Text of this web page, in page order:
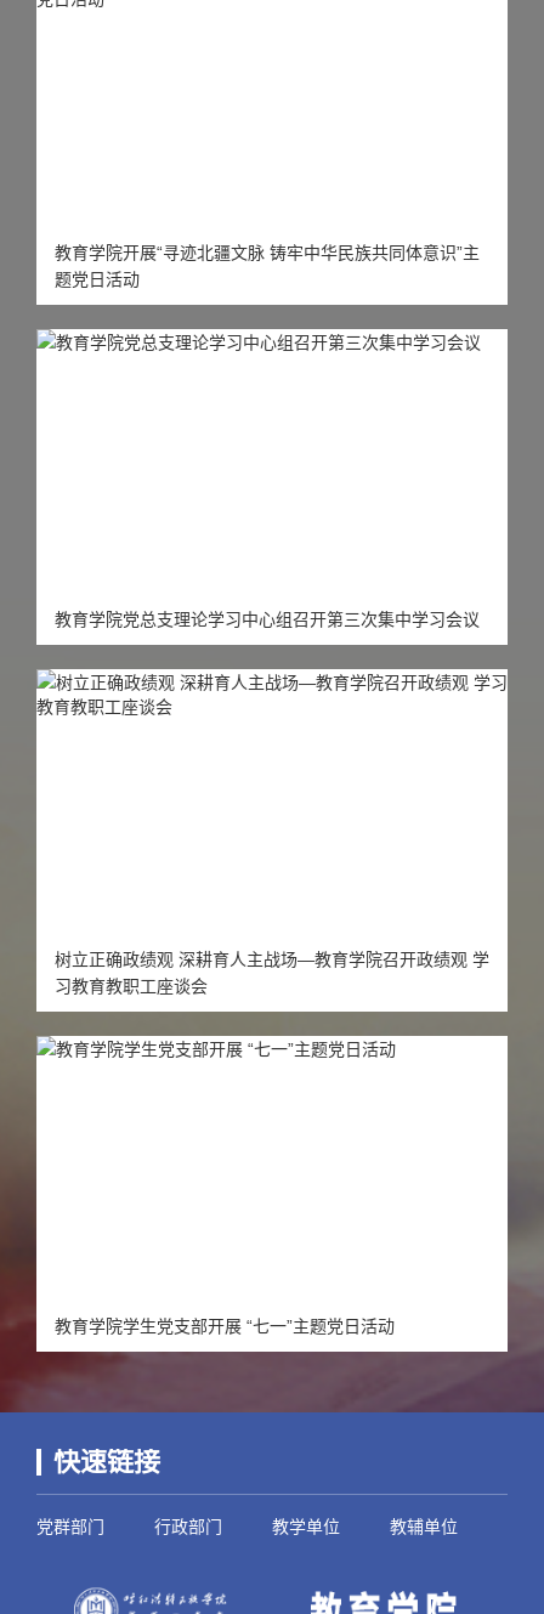
教育学院开展“寻迹北疆文脉 铸牢中华民族共同体意识”主
题党日活动
教育学院党总支理论学习中心组召开第三次集中学习会议
树立正确政绩观 深耕育人主战场—教育学院召开政绩观 学
习教育教职工座谈会
教育学院学生党支部开展 “七一”主题党日活动
快速链接
党群部门 行政部门 教学单位 教辅单位